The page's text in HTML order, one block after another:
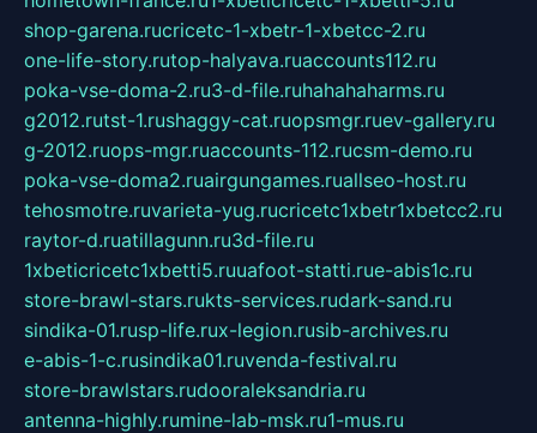
shop-garena.rucricetc-1-xbetr-1-xbetcc-2.ru
one-life-story.rutop-halyava.ruaccounts112.ru
poka-vse-doma-2.ru3-d-file.ruhahahaharms.ru
g2012.rutst-1.rushaggy-cat.ruopsmgr.ruev-gallery.ru
g-2012.ruops-mgr.ruaccounts-112.rucsm-demo.ru
poka-vse-doma2.ruairgungames.ruallseo-host.ru
tehosmotre.ruvarieta-yug.rucricetc1xbetr1xbetcc2.ru
raytor-d.ruatillagunn.ru3d-file.ru
1xbeticricetc1xbetti5.ruuafoot-statti.rue-abis1c.ru
store-brawl-stars.rukts-services.rudark-sand.ru
sindika-01.rusp-life.rux-legion.rusib-archives.ru
e-abis-1-c.rusindika01.ruvenda-festival.ru
store-brawlstars.rudooraleksandria.ru
antenna-highly.rumine-lab-msk.ru1-mus.ru